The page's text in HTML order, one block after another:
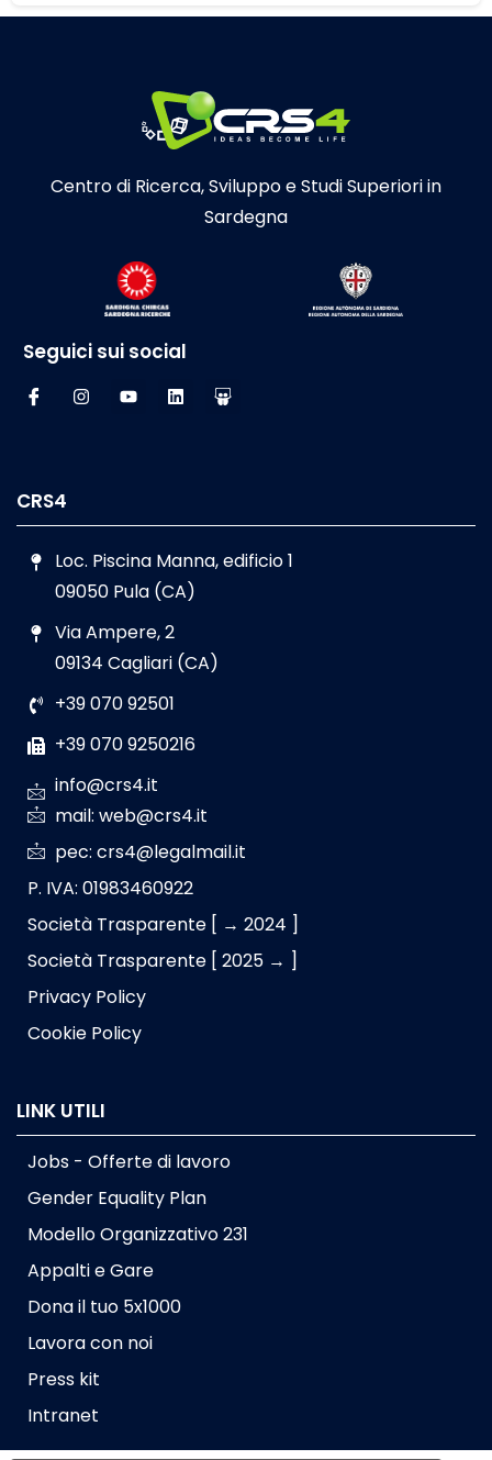
Centro di Ricerca, Sviluppo e Studi Superiori in
Sardegna
Seguici sui social
CRS4
Loc. Piscina Manna, edificio 1
09050 Pula (CA)
Via Ampere, 2
09134 Cagliari (CA)
+39 070 92501
+39 070 9250216
info@crs4.it
mail: web@crs4.it
pec: crs4@legalmail.it
P. IVA: 01983460922
Società Trasparente [ → 2024 ]
Società Trasparente [ 2025 → ]
Privacy Policy
Cookie Policy
LINK UTILI
Jobs - Offerte di lavoro
Gender Equality Plan
Modello Organizzativo 231
Appalti e Gare
Dona il tuo 5x1000
Lavora con noi
Press kit
Intranet